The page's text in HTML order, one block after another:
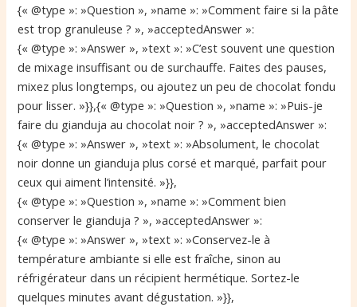
{« @type »: »Question », »name »: »Comment faire si la pâte
est trop granuleuse ? », »acceptedAnswer »:
{« @type »: »Answer », »text »: »C’est souvent une question
de mixage insuffisant ou de surchauffe. Faites des pauses,
mixez plus longtemps, ou ajoutez un peu de chocolat fondu
pour lisser. »}},{« @type »: »Question », »name »: »Puis-je
faire du gianduja au chocolat noir ? », »acceptedAnswer »:
{« @type »: »Answer », »text »: »Absolument, le chocolat
noir donne un gianduja plus corsé et marqué, parfait pour
ceux qui aiment l’intensité. »}},
{« @type »: »Question », »name »: »Comment bien
conserver le gianduja ? », »acceptedAnswer »:
{« @type »: »Answer », »text »: »Conservez-le à
température ambiante si elle est fraîche, sinon au
réfrigérateur dans un récipient hermétique. Sortez-le
quelques minutes avant dégustation. »}},